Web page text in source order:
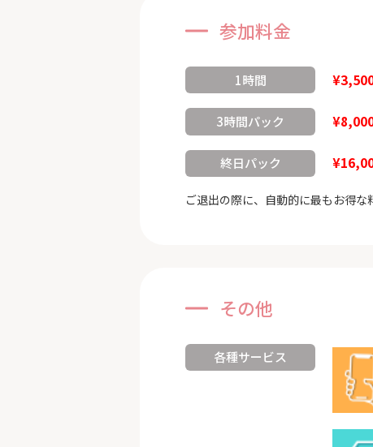
参加料金
1時間
3時間パック
終日パック
ご退出の際に、自動的に最もお得な
その他
各種サービス